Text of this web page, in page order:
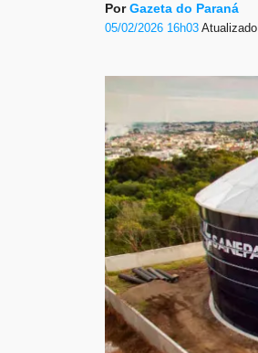
PorGazeta do Paraná
05/02/2026 16h03Atualizado